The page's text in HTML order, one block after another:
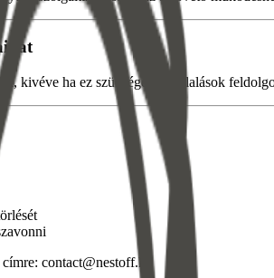
kivéve ha ez szükséges a foglalások
contact@nestoff.hu